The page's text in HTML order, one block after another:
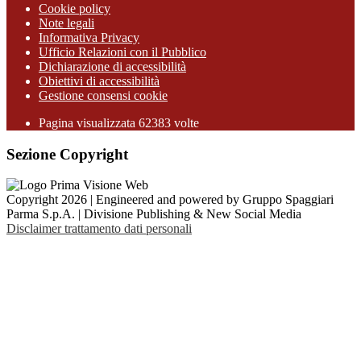
Cookie policy
Note legali
Informativa Privacy
Ufficio Relazioni con il Pubblico
Dichiarazione di accessibilità
Obiettivi di accessibilità
Gestione consensi cookie
Pagina visualizzata 62383 volte
Sezione Copyright
Copyright 2026 | Engineered and powered by Gruppo Spaggiari
Parma S.p.A. | Divisione Publishing & New Social Media
Disclaimer trattamento dati personali